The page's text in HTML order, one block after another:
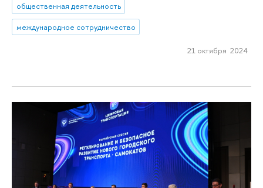
общественная деятельность
международное сотрудничество
21 октября 2024